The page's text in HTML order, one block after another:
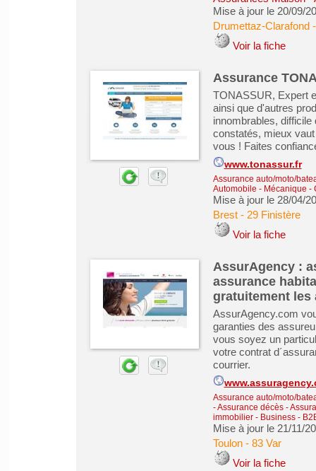
Mise à jour le 20/09/
Drumettaz-Clarafond
Voir la fiche
Assurance
TONASSUR, Expert
ainsi que d'autres
innombrables,
constatés, mieux
vous ! Faites
www.tonassur.fr
Assurance auto/moto/
Automobile - Mécanique -
Mise à jour le 28/04/
Brest- 29 Finistère
Voir la fiche
AssurAgency :
assurance
gratuitement les
AssurAgency.com
garanties des
vous soyez un
votre contrat
courrier.
Assurance auto/moto/
- Assurance décès-
immobilier- Business -
Mise à jour le 21/11/
Toulon- 83 Var
Voir la fiche